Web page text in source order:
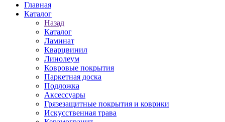
Главная
Каталог
Назад
Каталог
Ламинат
Кварцвинил
Линолеум
Ковровые покрытия
Паркетная доска
Подложка
Аксессуары
Грязезащитные покрытия и коврики
Искусственная трава